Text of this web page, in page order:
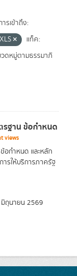
ารเข้าถึง:
XLS
แท็ค:
ดหมู่ตามธรรมาภิ
รฐาน ข้อกำหนด
views
อกำหนด และหลัก
รให้บริการภาครัฐ
ถุนายน 2569